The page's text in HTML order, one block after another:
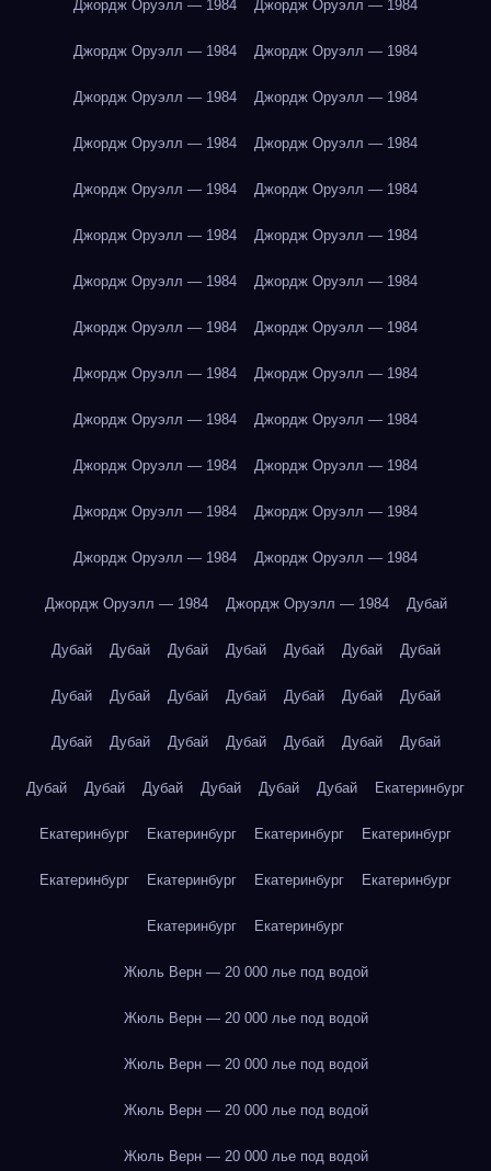
Джордж Оруэлл — 1984 Джордж Оруэлл — 1984
Джордж Оруэлл — 1984 Джордж Оруэлл — 1984
Джордж Оруэлл — 1984 Джордж Оруэлл — 1984
Джордж Оруэлл — 1984 Джордж Оруэлл — 1984
Джордж Оруэлл — 1984 Джордж Оруэлл — 1984
Джордж Оруэлл — 1984 Джордж Оруэлл — 1984
Джордж Оруэлл — 1984 Джордж Оруэлл — 1984
Джордж Оруэлл — 1984 Джордж Оруэлл — 1984
Джордж Оруэлл — 1984 Джордж Оруэлл — 1984
Джордж Оруэлл — 1984 Джордж Оруэлл — 1984
Джордж Оруэлл — 1984 Джордж Оруэлл — 1984
Джордж Оруэлл — 1984 Джордж Оруэлл — 1984
Джордж Оруэлл — 1984 Джордж Оруэлл — 1984
Джордж Оруэлл — 1984 Джордж Оруэлл — 1984 Дубай
Дубай Дубай Дубай Дубай Дубай Дубай Дубай
Дубай Дубай Дубай Дубай Дубай Дубай Дубай
Дубай Дубай Дубай Дубай Дубай Дубай Дубай
Дубай Дубай Дубай Дубай Дубай Дубай Екатеринбург
Екатеринбург Екатеринбург Екатеринбург Екатеринбург
Екатеринбург Екатеринбург Екатеринбург Екатеринбург
Екатеринбург Екатеринбург
Жюль Верн — 20 000 лье под водой
Жюль Верн — 20 000 лье под водой
Жюль Верн — 20 000 лье под водой
Жюль Верн — 20 000 лье под водой
Жюль Верн — 20 000 лье под водой